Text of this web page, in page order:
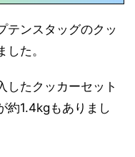
テンスタッグのクッ
た。
したクッカーセット
約1.4kgもありまし